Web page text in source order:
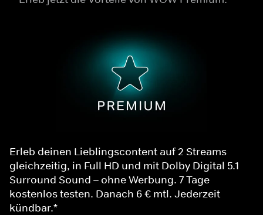
Erleb deinen Lieblingscontent auf 2 Streams
gleichzeitig, in Full HD und mit Dolby Digital 5.1
Surround Sound – ohne Werbung. 7 Tage
kostenlos testen. Danach 6 € mtl. Jederzeit
kündbar.*